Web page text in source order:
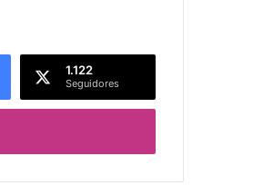
1.122
Seguidores